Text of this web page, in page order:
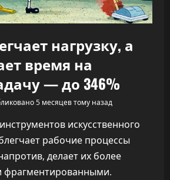
нагрузку, а
время на
— до 346%
5 месяцев тому назад
искусственного
рабочие процессы
делает их более
фрагментированными.